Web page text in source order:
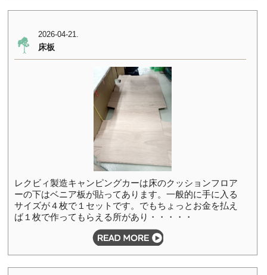
2026-04-21.
床板
レクビィ製造キャンピングカーは床のクッションフロア
ーの下はベニア板が貼ってあります。一般的に手に入る
サイズが４枚で１セットです。でもちょっとお金を払え
ば１枚で作ってもらえる所があり・・・・・